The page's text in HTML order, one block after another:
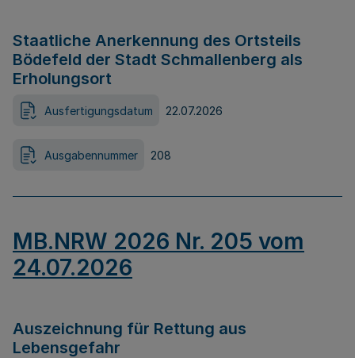
Staatliche Anerkennung des Ortsteils
Bödefeld der Stadt Schmallenberg als
Erholungsort
Ausfertigungsdatum 22.07.2026
Ausgabennummer 208
MB.NRW 2026 Nr. 205 vom
24.07.2026
Auszeichnung für Rettung aus
Lebensgefahr